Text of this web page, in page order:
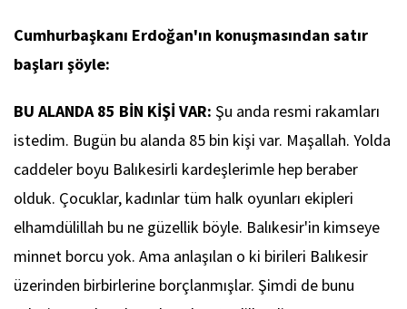
Cumhurbaşkanı Erdoğan'ın konuşmasından satır
başları şöyle:
BU ALANDA 85 BİN KİŞİ VAR: Şu anda resmi rakamları
istedim. Bugün bu alanda 85 bin kişi var. Maşallah. Yolda
caddeler boyu Balıkesirli kardeşlerimle hep beraber
olduk. Çocuklar, kadınlar tüm halk oyunları ekipleri
elhamdülillah bu ne güzellik böyle. Balıkesir'in kimseye
minnet borcu yok. Ama anlaşılan o ki birileri Balıkesir
üzerinden birbirlerine borçlanmışlar. Şimdi de bunu